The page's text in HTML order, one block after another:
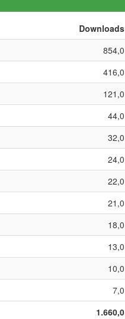
Downloads
854,0
416,0
121,0
44,0
32,0
24,0
22,0
21,0
18,0
13,0
10,0
7,0
1.660,0